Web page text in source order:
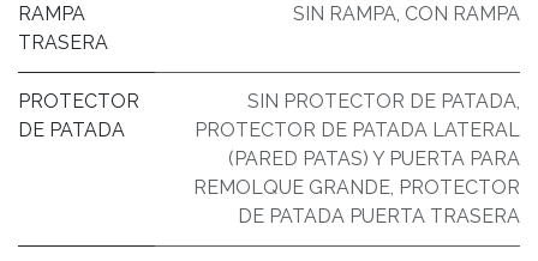
RAMPA
TRASERA
SIN RAMPA CON RAMPA
PROTECTOR
DE PATADA
SIN PROTECTOR DE PATADA
PROTECTOR DE PATADA LATERAL
(PARED PATAS) Y PUERTA PARA
REMOLQUE GRANDE PROTECTOR
DE PATADA PUERTA TRASERA